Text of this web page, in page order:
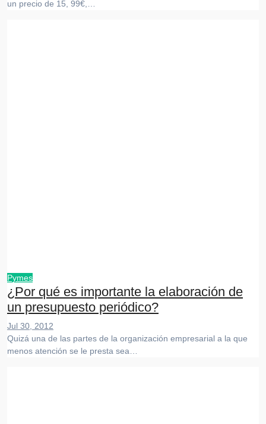
un precio de 15, 99€,…
Pymes
¿Por qué es importante la elaboración de
un presupuesto periódico?
Jul 30, 2012
Quizá una de las partes de la organización empresarial a la que
menos atención se le presta sea…